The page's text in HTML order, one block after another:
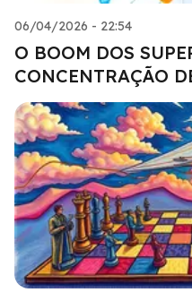
06/04/2026 - 22:54
O BOOM DOS
CONCENTRAÇÃO